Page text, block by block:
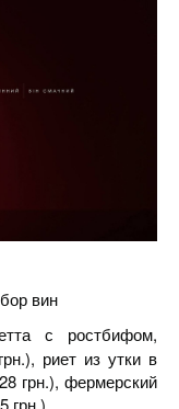
вин
с ростбифом,
риет из утки в
грн.), фермерский
грн.)